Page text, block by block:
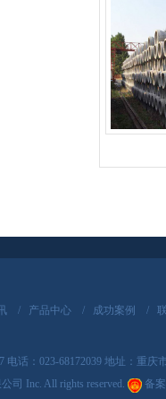
/ 产品中心 / 成功案例 /
电话：023-68172039 地址：重庆
司 Inc. All rights reserved. 备